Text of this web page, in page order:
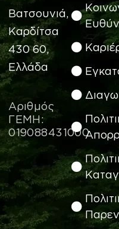
Bατσουνιά,
Καρδίτσα
430 60,
Ελλάδα
Αριθμός
ΓΕΜΗ:
019088431000